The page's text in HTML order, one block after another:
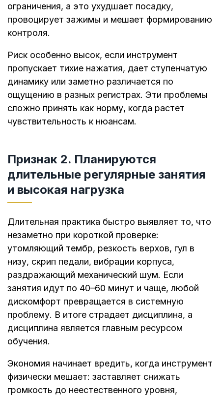
ограничения, а это ухудшает посадку,
провоцирует зажимы и мешает формированию
контроля.
Риск особенно высок, если инструмент
пропускает тихие нажатия, дает ступенчатую
динамику или заметно различается по
ощущению в разных регистрах. Эти проблемы
сложно принять как норму, когда растет
чувствительность к нюансам.
Признак 2. Планируются
длительные регулярные занятия
и высокая нагрузка
Длительная практика быстро выявляет то, что
незаметно при короткой проверке:
утомляющий тембр, резкость верхов, гул в
низу, скрип педали, вибрации корпуса,
раздражающий механический шум. Если
занятия идут по 40–60 минут и чаще, любой
дискомфорт превращается в системную
проблему. В итоге страдает дисциплина, а
дисциплина является главным ресурсом
обучения.
Экономия начинает вредить, когда инструмент
физически мешает: заставляет снижать
громкость до неестественного уровня,